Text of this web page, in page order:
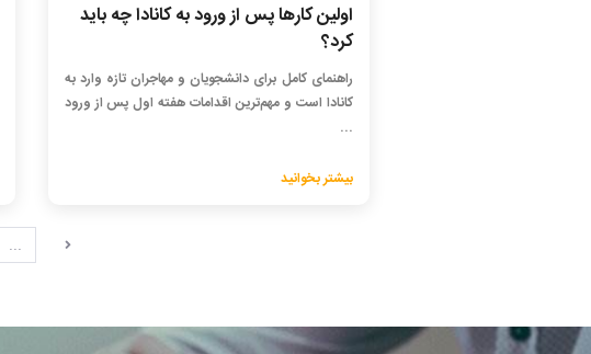
اولین کارها پس از ورود به کانادا چه باید
کرد؟
راهنمای کامل برای دانشجویان و مهاجران تازه وارد به
کانادا است و مهم‌ترین اقدامات هفته اول پس از ورود
...
بیشتر بخوانید
...